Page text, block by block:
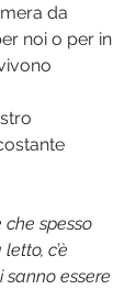
da
noi o per in
che spesso
c’è
sanno essere